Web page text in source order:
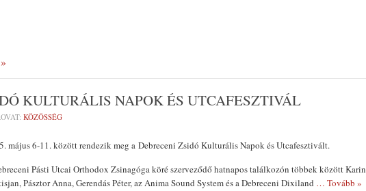
KULTURÁLIS NAPOK ÉS UTCAFESZTIVÁL
KÖZÖSSÉG
május 6-11. között rendezik meg a Debreceni Zsidó Kulturális Napok és Utcafesztivált.
Pásti Utcai Orthodox Zsinagóga köré szerveződő hatnapos találkozón többek között Karin
Pásztor Anna, Gerendás Péter, az Anima Sound System és a Debreceni Dixiland … Tovább »